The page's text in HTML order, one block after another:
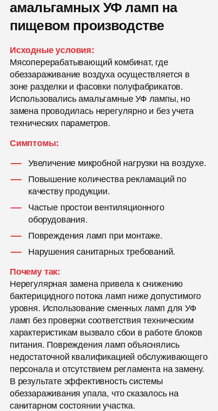
амальгамных УФ ламп на
пищевом производстве
Исходные условия:
Мясоперерабатывающий комбинат, где
обеззараживание воздуха осуществляется в
зоне разделки и фасовки полуфабрикатов.
Использовались амальгамные УФ лампы, но
замена проводилась нерегулярно и без учета
технических параметров.
Симптомы:
Увеличение микробной нагрузки на воздухе.
Повышение количества рекламаций по
качеству продукции.
Частые простои вентиляционного
оборудования.
Повреждения ламп при монтаже.
Нарушения санитарных требований.
Почему так:
Нерегулярная замена привела к снижению
бактерицидного потока ламп ниже допустимого
уровня. Использование сменных ламп для УФ
ламп без проверки соответствия техническим
характеристикам вызвало сбои в работе блоков
питания. Повреждения ламп объяснялись
недостаточной квалификацией обслуживающего
персонала и отсутствием регламента на замену.
В результате эффективность системы
обеззараживания упала, что сказалось на
санитарном состоянии участка.